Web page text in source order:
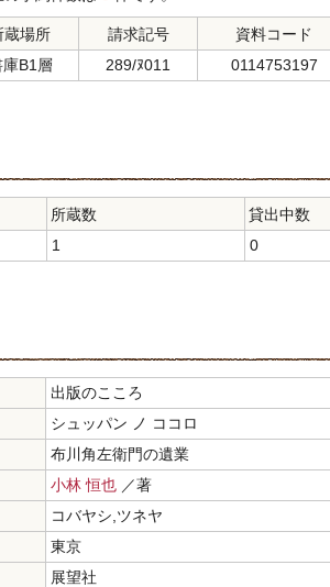
蔵場所 請求記号
資料コード
庫B1層 289/ﾇ011 0114753197
所蔵数
貸出中数
1 0
出版のこころ
シュッパン ノ ココロ
布川角左衛門の遺業
小林 恒也 ／著
コバヤシ,ツネヤ
東京
展望社